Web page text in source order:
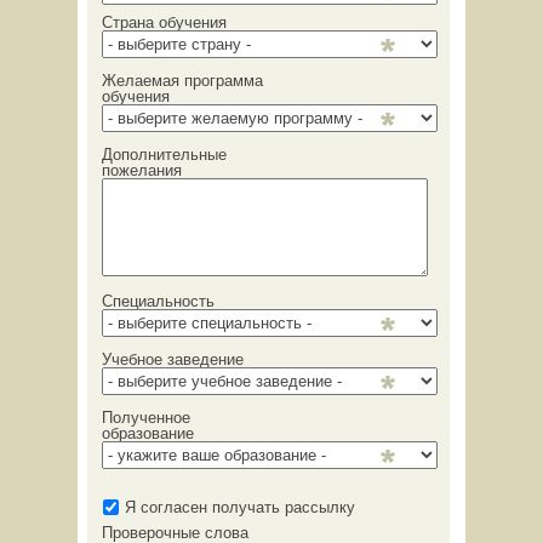
Страна обучения
Желаемая программа
обучения
Дополнительные
пожелания
Специальность
Учебное заведение
Полученное
образование
Я согласен получать рассылку
Проверочные слова